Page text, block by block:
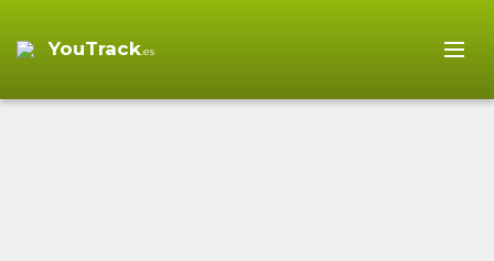
YouTrack.es